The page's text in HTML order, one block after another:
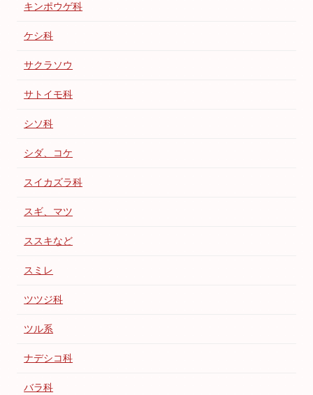
キンポウゲ科
ケシ科
サクラソウ
サトイモ科
シソ科
シダ、コケ
スイカズラ科
スギ、マツ
ススキなど
スミレ
ツツジ科
ツル系
ナデシコ科
バラ科